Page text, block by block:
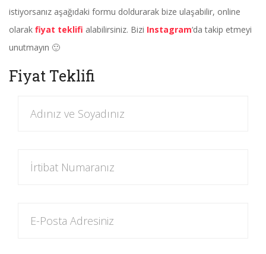
istiyorsanız aşağıdaki formu doldurarak bize ulaşabilir, online
olarak fiyat teklifi alabilirsiniz. Bizi Instagram‘da takip etmeyi
unutmayın 🙂
Fiyat Teklifi